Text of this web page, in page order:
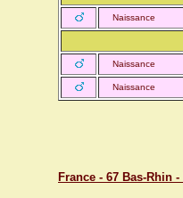
Naissance
Naissance
Naissance
France - 67 Bas-Rhin